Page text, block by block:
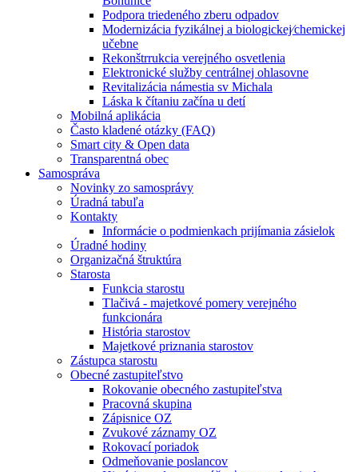
Podpora triedeného zberu odpadov
Modernizácia fyzikálnej a biologickej⁄chemickej
učebne
Rekonštrrukcia verejného osvetlenia
Elektronické služby centrálnej ohlasovne
Revitalizácia námestia sv Michala
Láska k čítaniu začína u detí
Mobilná aplikácia
Často kladené otázky (FAQ)
Smart city & Open data
Transparentná obec
Samospráva
Novinky zo samosprávy
Úradná tabuľa
Kontakty
Informácie o podmienkach prijímania zásielok
Úradné hodiny
Organizačná štruktúra
Starosta
Funkcia starostu
Tlačivá - majetkové pomery verejného
funkcionára
História starostov
Majetkové priznania starostov
Zástupca starostu
Obecné zastupiteľstvo
Rokovanie obecného zastupiteľstva
Pracovná skupina
Zápisnice OZ
Zvukové záznamy OZ
Rokovací poriadok
Odmeňovanie poslancov